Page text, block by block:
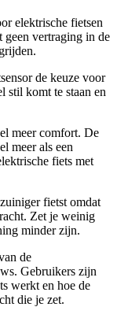
elektrische fietsen
geen vertraging in de
de keuze voor
stil komt te staan en
meer comfort. De
meer als een
fiets met
fietst omdat
Zet je weinig
minder zijn.
de
Gebruikers zijn
werkt en hoe de
die je zet.